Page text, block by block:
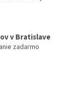
v Bratislave
zadarmo